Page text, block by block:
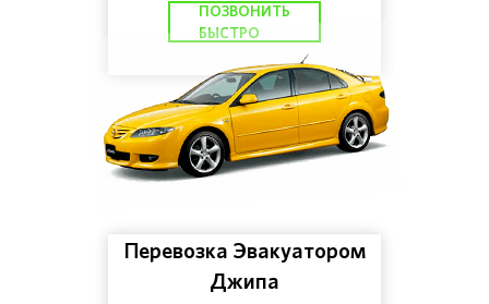
ПОЗВОНИТЬ
БЫСТРО
Перевозка Эвакуатором
Джипа